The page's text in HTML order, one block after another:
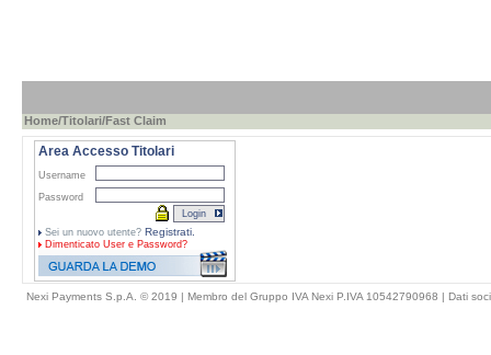
Home/Titolari/Fast Claim
Area Accesso Titolari
Username
Password
Sei un nuovo utente? Registrati.
Dimenticato User e Password?
Nexi Payments S.p.A. © 2019 | Membro del Gruppo IVA Nexi P.IVA 10542790968 | Dati